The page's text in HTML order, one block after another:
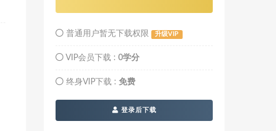
普通用户暂无下载权限 升级VIP
VIP会员下载 : 0学分
终身VIP下载 : 免费
登录后下载